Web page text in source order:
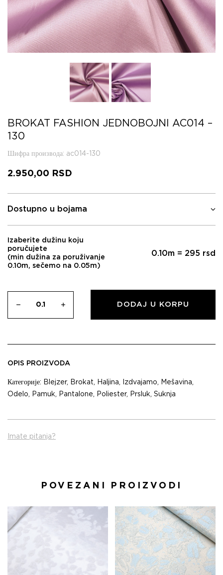
BROKAT FASHION JEDNOBOJNI AC014 –
130
Шифра производа: ac014-130
2.950,00 RSD
Dostupno u bojama
Izaberite dužinu koju
poručujete
(min dužina za poruživanje
0.10m, sečemo na 0.05m)
0.10m = 295 rsd
DODAJ U KORPU
OPIS PROIZVODA
Категорије: Blejzer, Brokat, Haljina, Izdvajamo, Mešavina,
Odelo, Pamuk, Pantalone, Poliester, Prsluk, Suknja
Imate pitanja?
POVEZANI PROIZVODI